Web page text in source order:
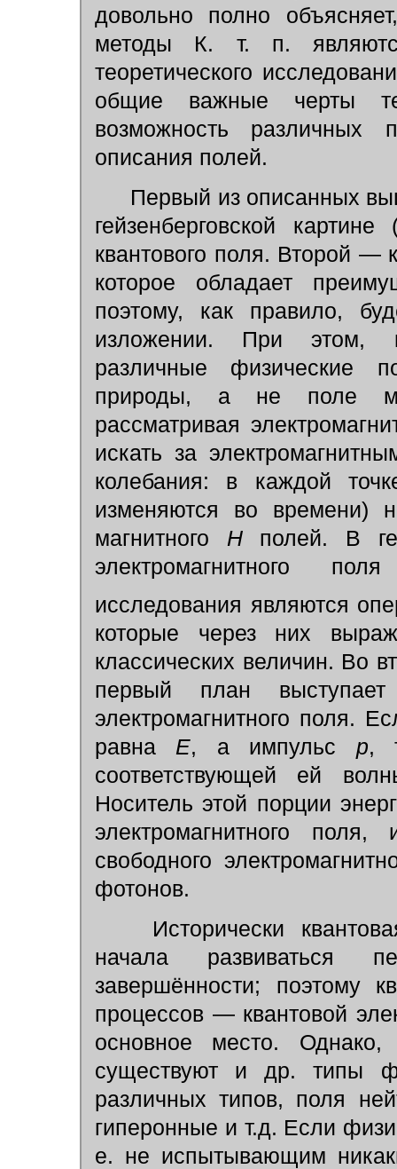
довольно полно
методы К. т. п.
теоретического
общие важные черты
возможность различных
описания полей.
Первый из описанных
гейзенберговской
квантового поля. Второй —
которое обладает
поэтому, как правило,
изложении. При этом,
различные физические
природы, а не поле
рассматривая
искать за
колебания: в каждой
изменяются во времени)
магнитного Нполей. В
электромагнитного
исследования являются
которые через них
классических величин. Во
первый план
электромагнитного поля.
равна E, а импульс р,
соответствующей ей
Носитель этой порции
электромагнитного
свободного
фотонов.
Исторически
начала развиваться
завершённости; поэтому
процессов — квантовой
основное место. Однако,
существуют и др. типы
различных типов, поля
гиперонные и т.д. Если
е. не испытывающим